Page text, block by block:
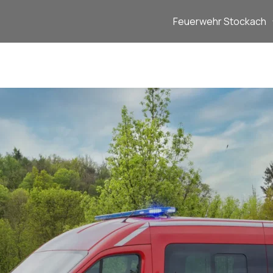
Feuerwehr Stockach